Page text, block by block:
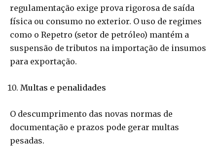
regulamentação exige prova rigorosa de saída
física ou consumo no exterior. O uso de regimes
como o Repetro (setor de petróleo) mantém a
suspensão de tributos na importação de insumos
para exportação.
Multas e penalidades
O descumprimento das novas normas de
documentação e prazos pode gerar multas
pesadas.